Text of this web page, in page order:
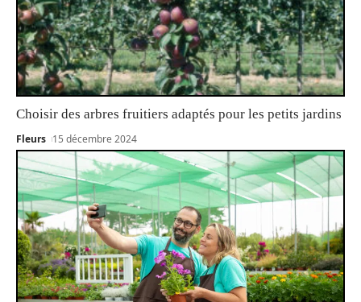
Choisir des arbres fruitiers adaptés pour les petits jardins
Fleurs 15 décembre 2024